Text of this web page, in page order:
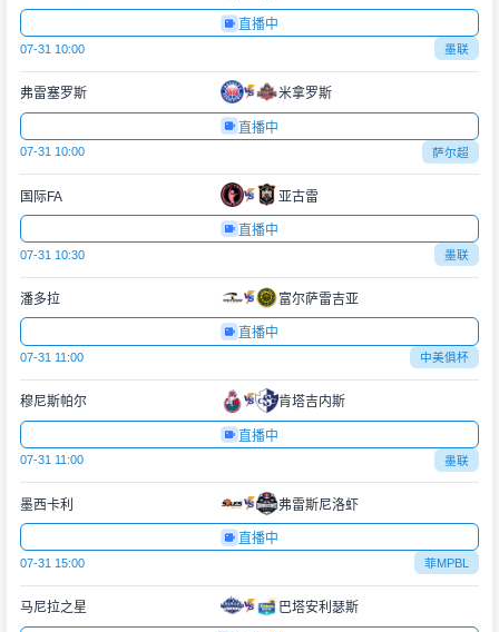
直播中
07-31 10:00 墨联
弗雷塞罗斯 米拿罗斯
直播中
07-31 10:00 萨尔超
国际FA 亚古雷
直播中
07-31 10:30 墨联
潘多拉 富尔萨雷吉亚
直播中
07-31 11:00 中美俱杯
穆尼斯帕尔 肯塔吉内斯
直播中
07-31 11:00 墨联
墨西卡利 弗雷斯尼洛虾
直播中
07-31 15:00 菲MPBL
马尼拉之星 巴塔安利瑟斯